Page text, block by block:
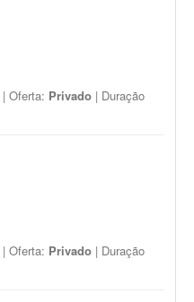
| Oferta: Privado | Duração
| Oferta: Privado | Duração